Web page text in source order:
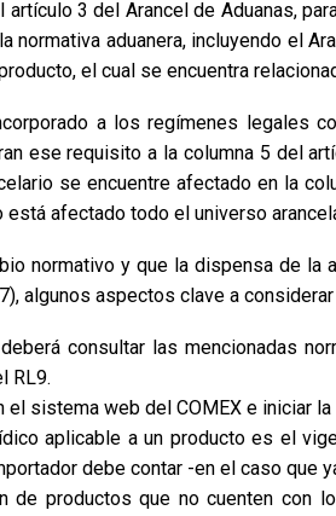
artículo 3 del Arancel de Aduanas,
normativa aduanera, incluyendo el
el cual se encuentra
a los regímenes legales
ese requisito a la columna 5 del
se encuentre afectado en la
está afectado todo el universo
normativo y que la dispensa de
algunos aspectos clave a
consultar las mencionadas
RL9.
el sistema web del COMEX e iniciar
aplicable a un producto es el
debe contar -en el caso que
de productos que no cuenten con